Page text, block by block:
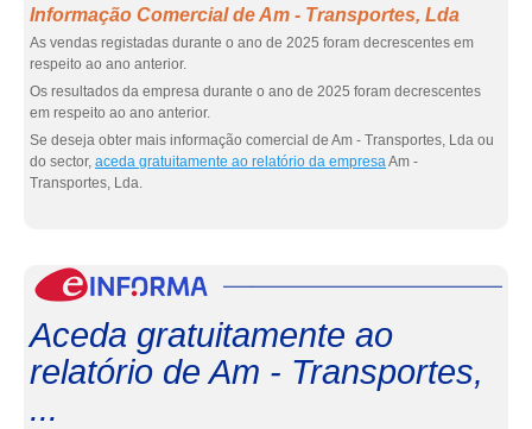
Informação Comercial de Am - Transportes, Lda
As vendas registadas durante o ano de 2025 foram decrescentes em
respeito ao ano anterior.
Os resultados da empresa durante o ano de 2025 foram decrescentes
em respeito ao ano anterior.
Se deseja obter mais informação comercial de Am - Transportes, Lda ou
do sector, aceda gratuitamente ao relatório da empresaAm -
Transportes, Lda.
Aceda gratuitamente ao
relatório de Am - Transportes,
...